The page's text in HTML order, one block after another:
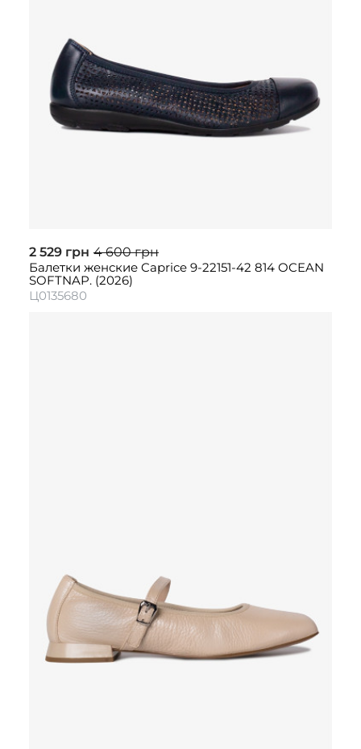
2 529 грн 4 600 грн
Балетки женские Caprice 9-22151-42 814 OCEAN
SOFTNAP. (2026)
Ц0135680